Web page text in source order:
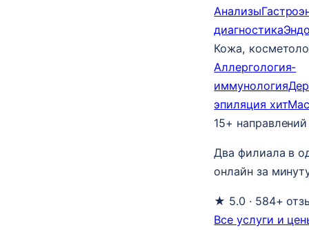
Анализы
диагностика
Кожа,
Аллергология-
иммунология
эпиляция хит
15+
Два филиала в
онлайн за
★ 5.0 · 584+
Все услуги и